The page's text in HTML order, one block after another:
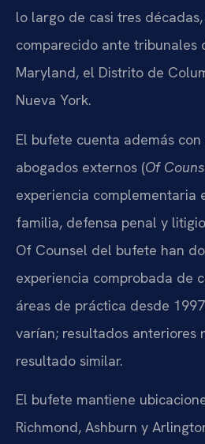
lo largo de casi tres décadas,
comparecido ante tribunales
Maryland, el Distrito de
Nueva York.
El bufete cuenta además
abogados externos (Of
experiencia complementaria
familia, defensa penal y
Of Counsel del bufete han
experiencia comprobada de
áreas de práctica desde
varían; resultados anteriores
resultado similar.
El bufete mantiene
Richmond, Ashburn y